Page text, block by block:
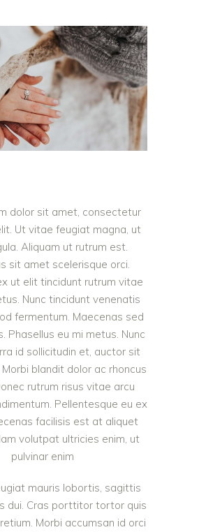
dolor sit amet, consectetur
Ut vitae feugiat magna, ut
Aliquam ut rutrum est.
sit amet scelerisque orci.
ut elit tincidunt rutrum vitae
Nunc tincidunt venenatis
fermentum. Maecenas sed
Phasellus eu mi metus. Nunc
id sollicitudin et, auctor sit
blandit dolor ac rhoncus
rutrum risus vitae arcu
Pellentesque eu ex
facilisis est at aliquet
volutpat ultricies enim, ut
pulvinar enim
mauris lobortis, sagittis
dui. Cras porttitor tortor quis
Morbi accumsan id orci